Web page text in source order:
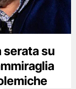
serata su